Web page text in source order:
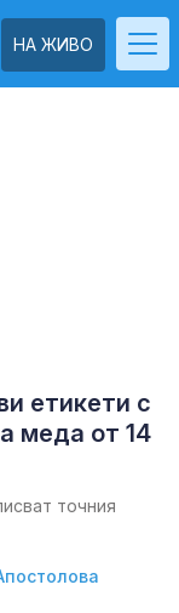
НА ЖИВО
етикети с
меда от 14
точния